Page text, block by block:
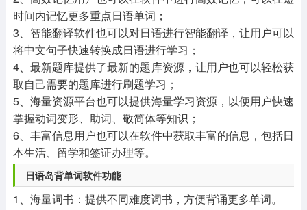
时间内记忆更多重点日语单词；
3、智能翻译软件也可以对日语进行智能翻译，让用户可以
将中文句子快速转换成日语进行学习；
4、最新题库提供了最新的题库资源，让用户也可以轻松获
取自己需要的题库进行刷题学习；
5、海量资源平台也可以提供海量学习资源，以便用户快速
掌握动词变形、助词、敬简体等知识；
6、丰富信息用户也可以在软件中获取丰富的信息，包括日
本生活、留学和签证办理等。
日语岛背单词软件功能
1、海量词书：提供不同难度词书，方便背诵更多单词。